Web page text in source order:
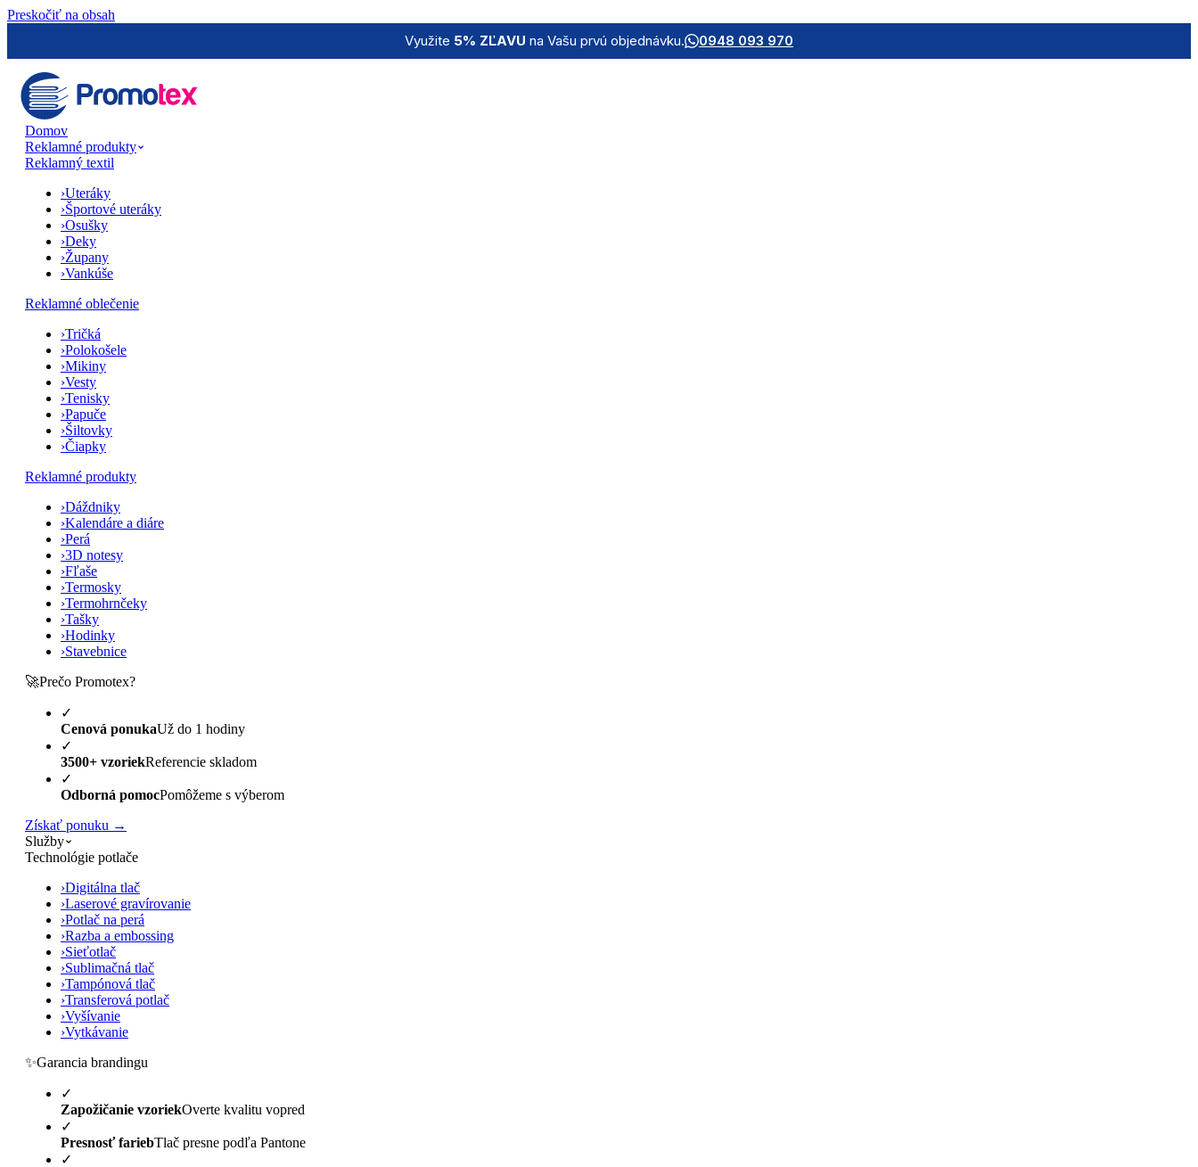
Preskočiť na obsah
Využite 5% ZĽAVU na Vašu prvú objednávku. 0948 093 970
Domov
Reklamné produkty
Reklamný textil
›Uteráky
›Športové uteráky
›Osušky
›Deky
›Župany
›Vankúše
Reklamné oblečenie
›Tričká
›Polokošele
›Mikiny
›Vesty
›Tenisky
›Papuče
›Šiltovky
›Čiapky
Reklamné produkty
›Dáždniky
›Kalendáre a diáre
›Perá
›3D notesy
›Fľaše
›Termosky
›Termohrnčeky
›Tašky
›Hodinky
›Stavebnice
🚀Prečo Promotex?
✓
Cenová ponukaUž do 1 hodiny
✓
3500+ vzoriekReferencie skladom
✓
Odborná pomocPomôžeme s výberom
Získať ponuku →
Služby
Technológie potlače
›Digitálna tlač
›Laserové gravírovanie
›Potlač na perá
›Razba a embossing
›Sieťotlač
›Sublimačná tlač
›Tampónová tlač
›Transferová potlač
›Vyšívanie
›Vytkávanie
✨Garancia brandingu
✓
Zapožičanie vzoriekOverte kvalitu vopred
✓
Presnosť fariebTlač presne podľa Pantone
✓